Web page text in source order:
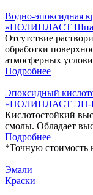
Водно-эпоксидная
«ПОЛИПЛАСТ
Отсутствие
обработки
атмосферных
Подробнее
Эпоксидный
«ПОЛИПЛАСТ ЭП-
Кислотостойкий
смолы. Обладает
Подробнее
*Точную стоимость
Эмали
Краски